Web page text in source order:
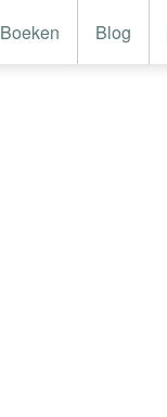
Boeken Blog